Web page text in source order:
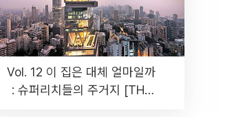
Vol. 12 이 집은 대체 얼마일까
: 슈퍼리치들의 주거지 [THE